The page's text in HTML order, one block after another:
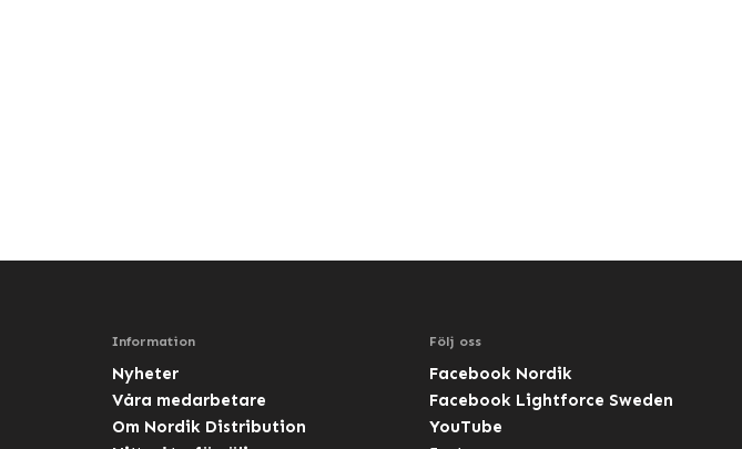
Information
Nyheter
Våra medarbetare
Om Nordik Distribution
Följ oss
Facebook Nordik
Facebook Lightforce Sweden
YouTube